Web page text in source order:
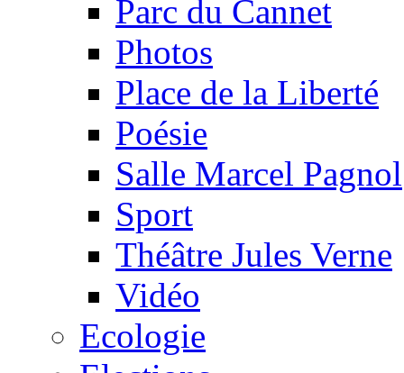
Parc du Cannet
Photos
Place de la Liberté
Poésie
Salle Marcel Pagnol
Sport
Théâtre Jules Verne
Vidéo
Ecologie